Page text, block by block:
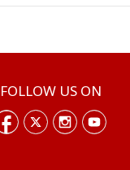
FOLLOW US ON